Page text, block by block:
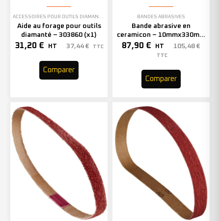
ACCESSOIRES POUR OUTILS DIAMANTÉS
Aide au forage pour outils
diamanté – 303860 (x1)
31,20 € HT 37,44 € TTC
Comparer
BANDES ABRASIVES
Bande abrasive en
ceramicon – 10mmx330mm
– Grain 40 – 333001 (x50)
87,90 € HT 105,48 €
TTC
Comparer